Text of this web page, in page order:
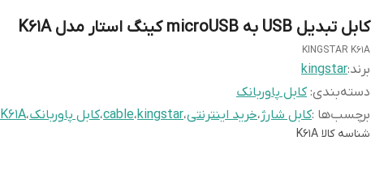
کابل تبدیل USB به microUSB کینگ استار مدل K61A
KINGSTAR K61A
برند:kingstar
دسته‌بندی:کابل پاوربانک
برچسب‌ها :کابل شارژ،خرید اینترنتی،kingstar،cable،کابل پاوربانک،K61A
شناسه کالا K61A